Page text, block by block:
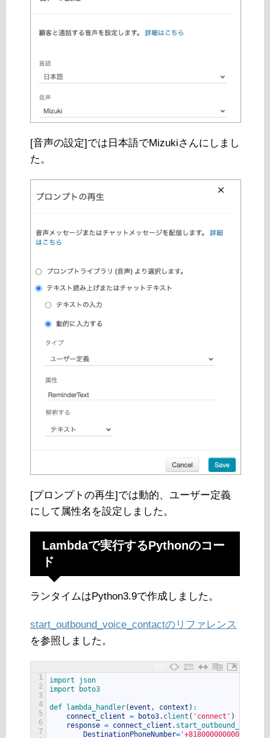
[音声の設定]では日本語でMizukiさんにしまし
た。
[プロンプトの再生]では動的、ユーザー定義
にして属性名を設定しました。
Lambdaで実行するPythonのコー
ド
ランタイムはPython3.9で作成しました。
start_outbound_voice_contactのリファレンス
を参照しました。
1
2
3
4
5
6
7
import json
import
boto3
def lambda_handler(event , context ) :
connect_client = boto3. client ( 'connect' )
response = connect_client .
DestinationPhoneNumber= '+818000000000'